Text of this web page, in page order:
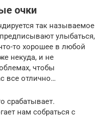
очки
так называемое
улыбаться,
то хорошее в любой
некуда, и не
чтобы
все отлично…
срабатывает.
нам собраться с